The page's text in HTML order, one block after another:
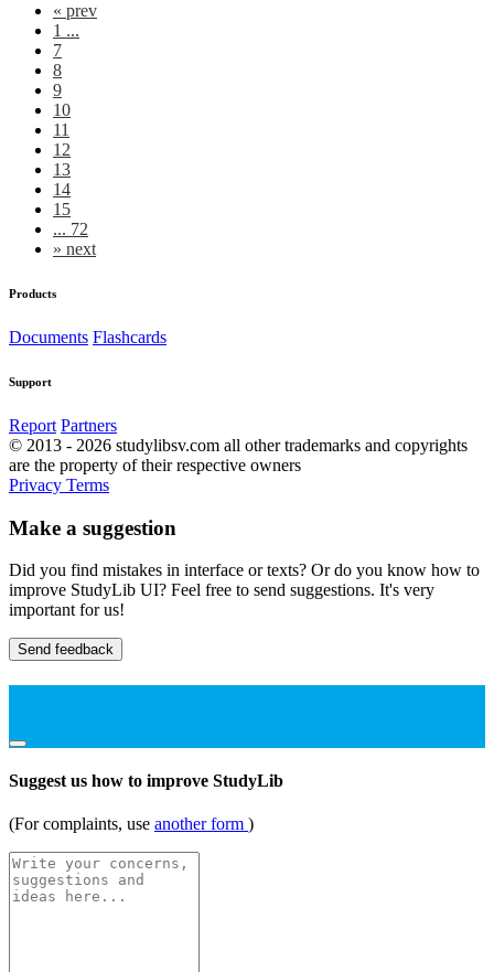
« prev
1 ...
7
8
9
10
11
12
13
14
15
... 72
» next
Products
Documents Flashcards
Support
Report Partners
© 2013 - 2026 studylibsv.com all other trademarks and copyrights
are the property of their respective owners
Privacy Terms
Make a suggestion
Did you find mistakes in interface or texts? Or do you know how to
improve StudyLib UI? Feel free to send suggestions. It's very
important for us!
Send feedback
Suggest us how to improve StudyLib
(For complaints, use another form )